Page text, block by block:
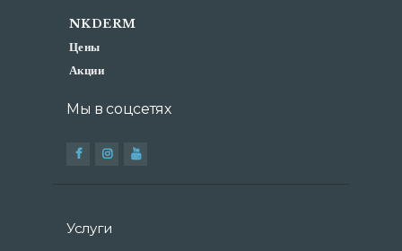
NKDERM
Цены
Акции
Мы в соцсетях
Услуги